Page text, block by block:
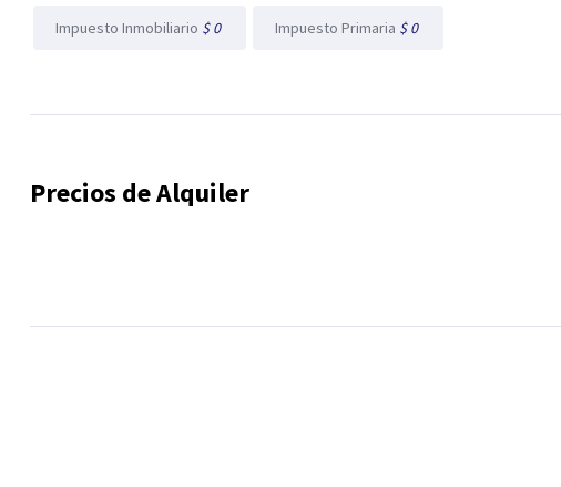
Impuesto Inmobiliario $ 0 Impuesto Primaria $ 0
Precios de Alquiler